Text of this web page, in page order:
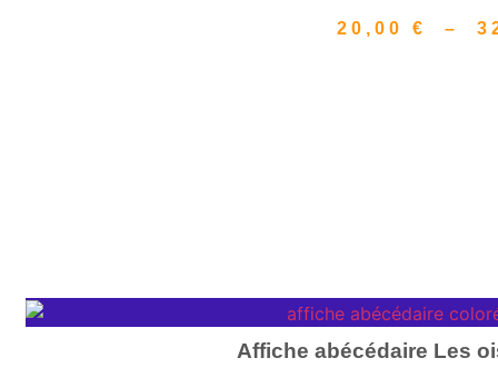
20,00€ –
Affiche abécédaire Les